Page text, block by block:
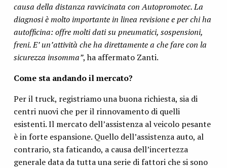
causa della distanza ravvicinata con Autopromotec. La
diagnosi è molto importante in linea revisione e per chi ha
autofficina: offre molti dati su pneumatici, sospensioni,
freni. E’ un’attività che ha direttamente a che fare con la
sicurezza insomma”, ha affermato Zanti.
Come sta andando il mercato?
Per il truck, registriamo una buona richiesta, sia di
centri nuovi che per il rinnovamento di quelli
esistenti. Il mercato dell’assistenza al veicolo pesante
è in forte espansione. Quello dell’assistenza auto, al
contrario, sta faticando, a causa dell’incertezza
generale data da tutta una serie di fattori che si sono